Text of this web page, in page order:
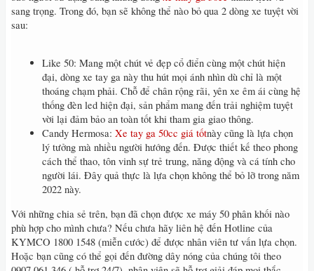
sang trọng. Trong đó, bạn sẽ không thể nào bỏ qua 2 dòng xe tuyệt vời
sau:
Like 50: Mang một chút vẻ đẹp cổ điển cùng một chút hiện
đại, dòng xe tay ga này thu hút mọi ánh nhìn dù chỉ là một
thoáng chạm phải. Chỗ để chân rộng rãi, yên xe êm ái cùng hệ
thống đèn led hiện đại, sản phẩm mang đến trải nghiệm tuyệt
vời lại đảm bảo an toàn tốt khi tham gia giao thông.
Candy Hermosa: Xe tay ga 50cc giá tốtnày cũng là lựa chọn
lý tưởng mà nhiều người hướng đến. Được thiết kế theo phong
cách thể thao, tôn vinh sự trẻ trung, năng động và cá tính cho
người lái. Đây quả thực là lựa chọn không thể bỏ lỡ trong năm
2022 này.
Với những chia sẻ trên, bạn đã chọn được xe máy 50 phân khối nào
phù hợp cho mình chưa? Nếu chưa hãy liên hệ đến Hotline của
KYMCO 1800 1548 (miễn cước) để được nhân viên tư vấn lựa chọn.
Hoặc bạn cũng có thể gọi đến đường dây nóng của chúng tôi theo